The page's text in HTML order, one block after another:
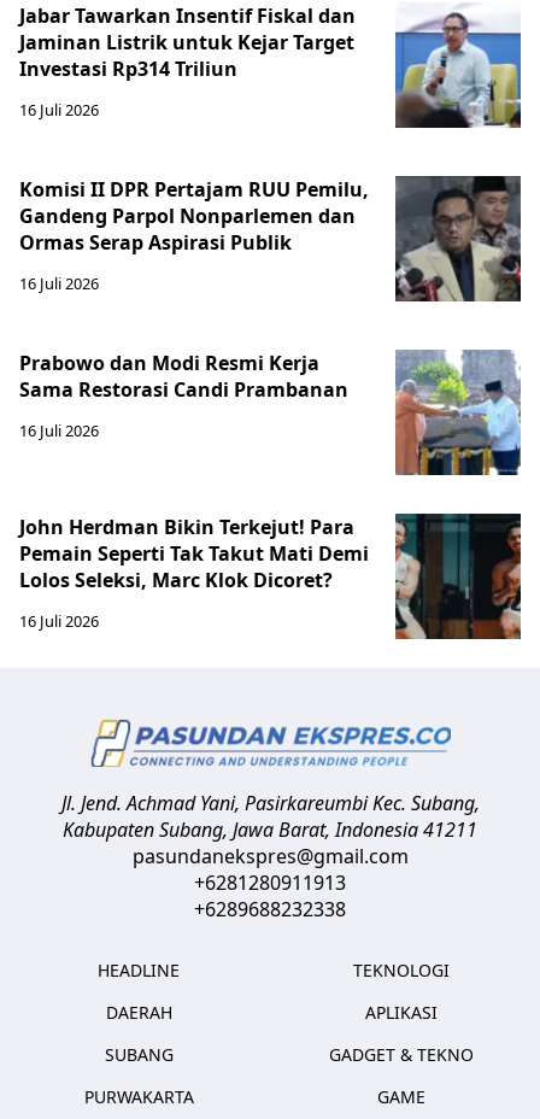
Jabar Tawarkan Insentif Fiskal dan
Jaminan Listrik untuk Kejar Target
Investasi Rp314 Triliun
16 Juli 2026
Komisi II DPR Pertajam RUU Pemilu,
Gandeng Parpol Nonparlemen dan
Ormas Serap Aspirasi Publik
16 Juli 2026
Prabowo dan Modi Resmi Kerja
Sama Restorasi Candi Prambanan
16 Juli 2026
John Herdman Bikin Terkejut! Para
Pemain Seperti Tak Takut Mati Demi
Lolos Seleksi, Marc Klok Dicoret?
16 Juli 2026
Jl. Jend. Achmad Yani, Pasirkareumbi Kec. Subang,
Kabupaten Subang, Jawa Barat,Indonesia41211
pasundanekspres@gmail.com
+6281280911913
+6289688232338
HEADLINE
DAERAH
SUBANG
PURWAKARTA
TEKNOLOGI
APLIKASI
GADGET & TEKNO
GAME